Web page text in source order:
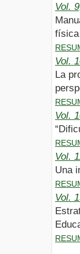
Vol.
Vol.
La
Vol.
Vol.
Una
Vol.